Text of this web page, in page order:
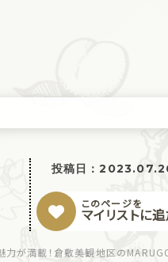
投稿日：
このページを
マイリストに
力が満載！倉敷美観地区の